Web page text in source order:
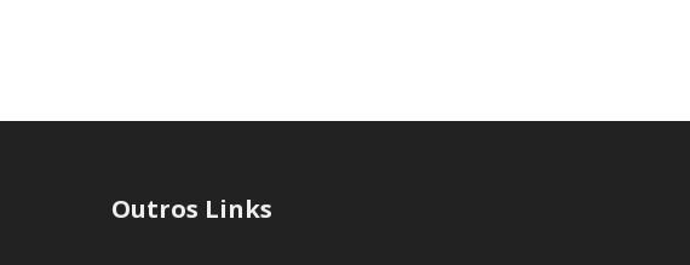
Outros Links